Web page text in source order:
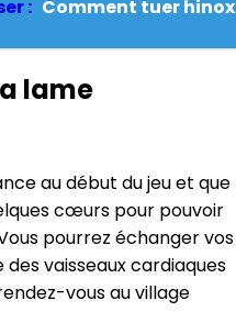
: Comment tuer hinox
lame
au début du jeu et que
cœurs pour pouvoir
pourrez échanger vos
vaisseaux cardiaques
vous au village